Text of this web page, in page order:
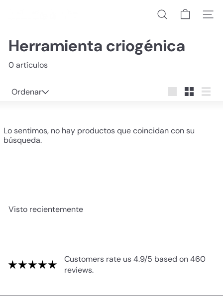
i
s
i
e
n
Buscar
Herramienta criogénica
0 artículos
Ordenar
Ordenar
Lo sentimos, no hay productos que coincidan con su
búsqueda.
Visto recientemente
Customers rate us 4.9/5 based on 460
reviews.